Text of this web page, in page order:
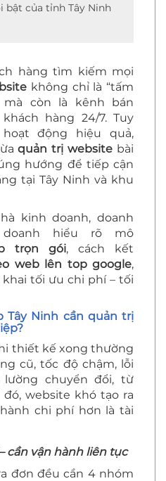
bật của tỉnh Tây Ninh
hàng tìm kiếm mọi
không chỉ là “tấm
mà còn là kênh bán
hàng 24/7. Tuy
động hiệu quả,
quản trị website bài
hướng để tiếp cận
tại Tây Ninh và khu
kinh doanh, doanh
hiểu rõ mô
trọn gói, cách kết
web lên top google,
tối ưu chi phí – tối
Tây Ninh cần quản trị
thiết kế xong thường
cũ, tốc độ chậm, lỗi
chuyển đổi, từ
website khó tạo ra
chi phí hơn là tài
cần vận hành liên tục
đơn đều cần 4 nhóm